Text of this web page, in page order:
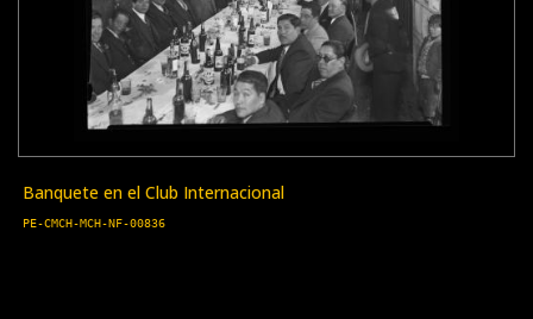
Banquete en el Club Internacional
PE-CMCH-MCH-NF-00836